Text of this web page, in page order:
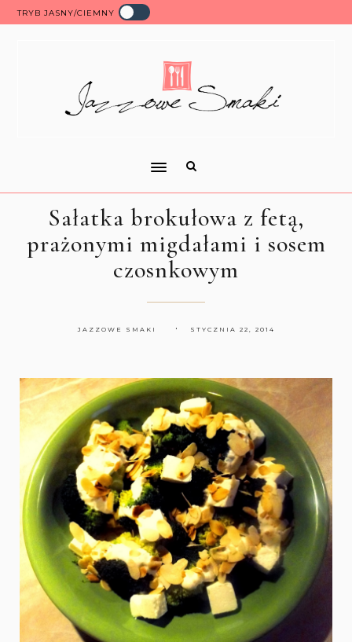
TRYB JASNY/CIEMNY
Sałatka brokułowa z fetą,
prażonymi migdałami i sosem
czosnkowym
JAZZOWE SMAKI STYCZNIA 22, 2014